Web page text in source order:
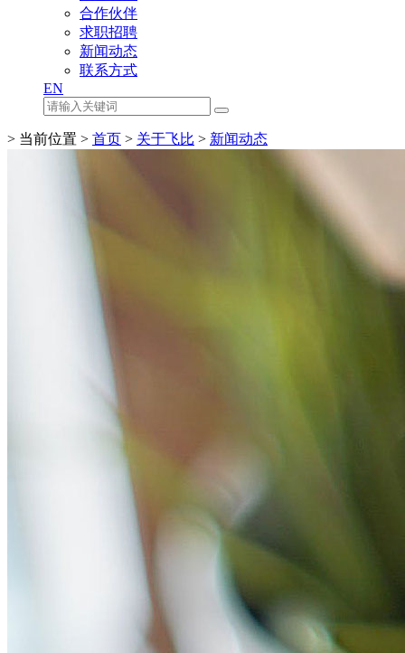
合作伙伴
求职招聘
新闻动态
联系方式
EN
> 当前位置 > 首页 > 关于飞比 > 新闻动态